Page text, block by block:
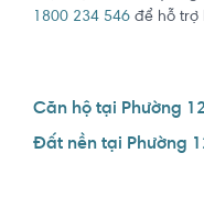
1800 234 546 để hỗ trợ
Căn hộ tại Phường
Đất nền tại Phường